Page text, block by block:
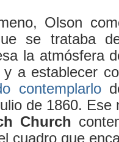
Olson
se trataba
la atmósfera
a establecer
contemplarlo
de 1860.
Church
cuadro que